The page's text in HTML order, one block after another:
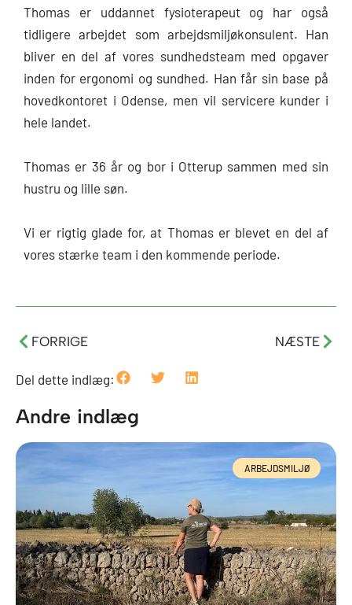
Thomas er uddannet fysioterapeut og har også
tidligere arbejdet som arbejdsmiljøkonsulent. Han
bliver en del af vores sundhedsteam med opgaver
inden for ergonomi og sundhed. Han får sin base på
hovedkontoret i Odense, men vil servicere kunder i
hele landet.
Thomas er 36 år og bor i Otterup sammen med sin
hustru og lille søn.
Vi er rigtig glade for, at Thomas er blevet en del af
vores stærke team i den kommende periode.
Tidligere
FORRIGE NÆSTE
Del dette indlæg:
Andre indlæg
ARBEJDSMILJØ